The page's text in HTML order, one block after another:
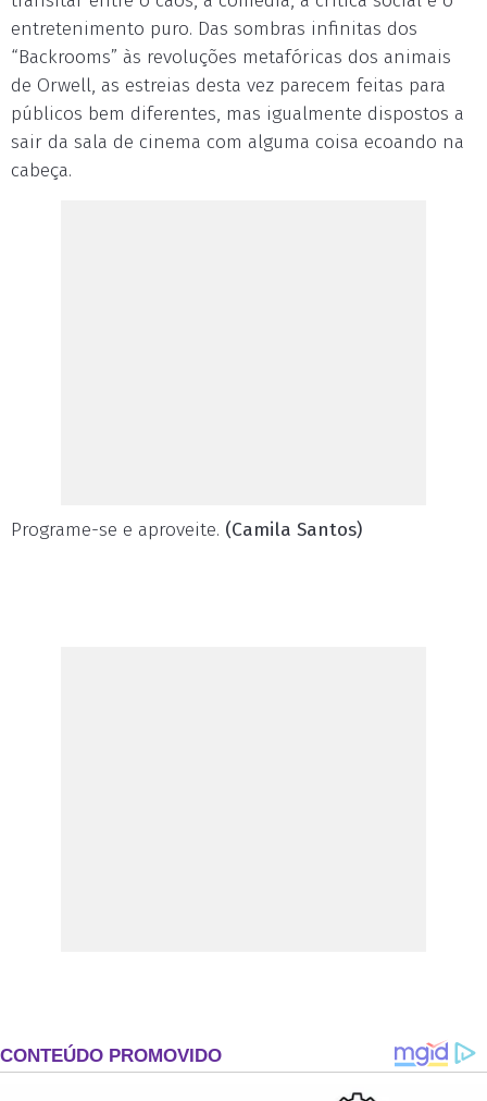
entretenimento puro. Das sombras infinitas dos
“Backrooms” às revoluções metafóricas dos animais
de Orwell, as estreias desta vez parecem feitas para
públicos bem diferentes, mas igualmente dispostos a
sair da sala de cinema com alguma coisa ecoando na
cabeça.
Programe-se e aproveite. (Camila Santos)